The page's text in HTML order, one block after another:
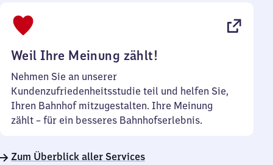
Weil Ihre Meinung zählt!
Nehmen Sie an unserer
Kundenzufriedenheitsstudie teil und helfen Sie,
Ihren Bahnhof mitzugestalten. Ihre Meinung
zählt – für ein besseres Bahnhofserlebnis.
Zum Überblick aller Services